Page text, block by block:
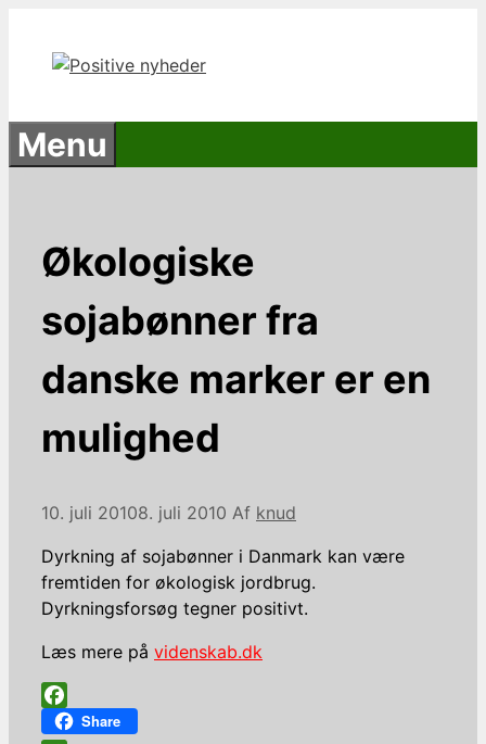
indhold
Menu
Økologiske
sojabønner fra
danske marker er en
mulighed
10. juli 20108. juli 2010 Af knud
Dyrkning af sojabønner i Danmark kan være
fremtiden for økologisk jordbrug.
Dyrkningsforsøg tegner positivt.
Læs mere på videnskab.dk
Facebook
Share